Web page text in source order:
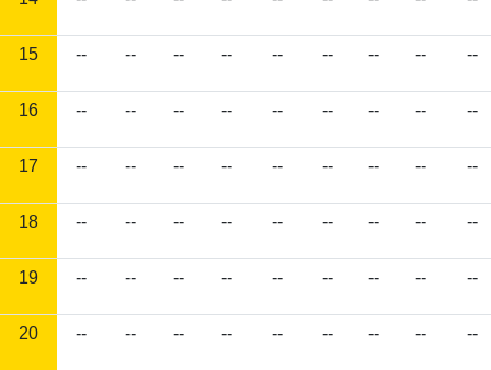
15 -- -- -- -- -- -- -- -- --
16 -- -- -- -- -- -- -- -- --
17 -- -- -- -- -- -- -- -- --
18 -- -- -- -- -- -- -- -- --
19 -- -- -- -- -- -- -- -- --
20 -- -- -- -- -- -- -- -- --